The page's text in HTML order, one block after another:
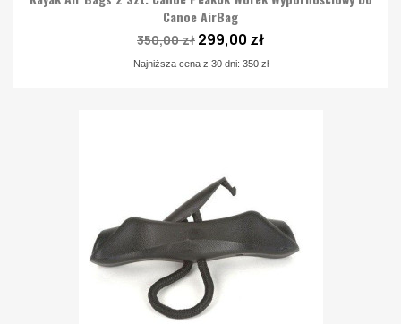
Canoe AirBag
350,00 zł 299,00 zł
Najniższa cena z 30 dni: 350 zł